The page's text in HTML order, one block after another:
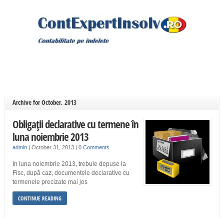
Archive for October, 2013
Obligaţii declarative cu termene în
luna noiembrie 2013
admin| October 31, 2013 | 0 Comments
In luna noiembrie 2013, trebuie depuse la
Fisc, după caz, documentele declarative cu
termenele precizate mai jos
CONTINUE READING